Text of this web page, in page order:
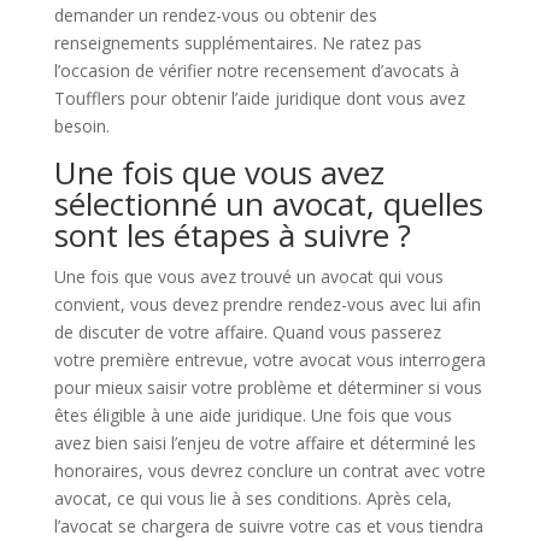
demander un rendez-vous ou obtenir des
renseignements supplémentaires. Ne ratez pas
l’occasion de vérifier notre recensement d’avocats à
Toufflers pour obtenir l’aide juridique dont vous avez
besoin.
Une fois que vous avez
sélectionné un avocat, quelles
sont les étapes à suivre ?
Une fois que vous avez trouvé un avocat qui vous
convient, vous devez prendre rendez-vous avec lui afin
de discuter de votre affaire. Quand vous passerez
votre première entrevue, votre avocat vous interrogera
pour mieux saisir votre problème et déterminer si vous
êtes éligible à une aide juridique. Une fois que vous
avez bien saisi l’enjeu de votre affaire et déterminé les
honoraires, vous devrez conclure un contrat avec votre
avocat, ce qui vous lie à ses conditions. Après cela,
l’avocat se chargera de suivre votre cas et vous tiendra